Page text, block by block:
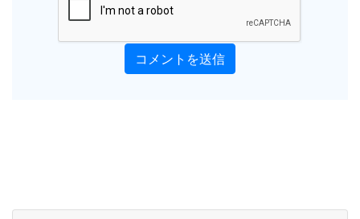
コメントを送信